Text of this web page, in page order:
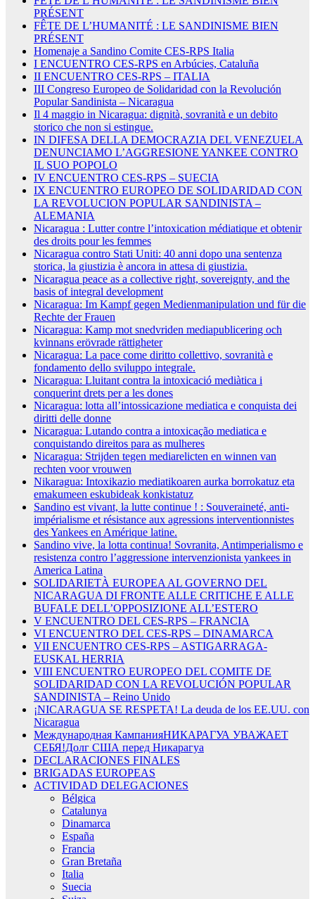
PRÉSENT
FÊTE DE L’HUMANITÉ : LE SANDINISME BIEN
PRÉSENT
Homenaje a Sandino Comite CES-RPS Italia
I ENCUENTRO CES-RPS en Arbúcies, Cataluña
II ENCUENTRO CES-RPS – ITALIA
III Congreso Europeo de Solidaridad con la Revolución
Popular Sandinista – Nicaragua
Il 4 maggio in Nicaragua: dignità, sovranità e un debito
storico che non si estingue.
IN DIFESA DELLA DEMOCRAZIA DEL VENEZUELA
DENUNCIAMO L’AGGRESIONE YANKEE CONTRO
IL SUO POPOLO
IV ENCUENTRO CES-RPS – SUECIA
IX ENCUENTRO EUROPEO DE SOLIDARIDAD CON
LA REVOLUCION POPULAR SANDINISTA –
ALEMANIA
Nicaragua : Lutter contre l’intoxication médiatique et obtenir
des droits pour les femmes
Nicaragua contro Stati Uniti: 40 anni dopo una sentenza
storica, la giustizia è ancora in attesa di giustizia.
Nicaragua peace as a collective right, sovereignty, and the
basis of integral development
Nicaragua: Im Kampf gegen Medienmanipulation und für die
Rechte der Frauen
Nicaragua: Kamp mot snedvriden mediapublicering och
kvinnans erövrade rättigheter
Nicaragua: La pace come diritto collettivo, sovranità e
fondamento dello sviluppo integrale.
Nicaragua: Lluitant contra la intoxicació mediàtica i
conquerint drets per a les dones
Nicaragua: lotta all’intossicazione mediatica e conquista dei
diritti delle donne
Nicaragua: Lutando contra a intoxicação mediatica e
conquistando direitos para as mulheres
Nicaragua: Strijden tegen mediarelicten en winnen van
rechten voor vrouwen
Nikaragua: Intoxikazio mediatikoaren aurka borrokatuz eta
emakumeen eskubideak konkistatuz
Sandino est vivant, la lutte continue ! : Souveraineté, anti-
impérialisme et résistance aux agressions interventionnistes
des Yankees en Amérique latine.
Sandino vive, la lotta continua! Sovranita, Antimperialismo e
resistenza contro l’aggressione intervenzionista yankees in
America Latina
SOLIDARIETÀ EUROPEA AL GOVERNO DEL
NICARAGUA DI FRONTE ALLE CRITICHE E ALLE
BUFALE DELL’OPPOSIZIONE ALL’ESTERO
V ENCUENTRO DEL CES-RPS – FRANCIA
VI ENCUENTRO DEL CES-RPS – DINAMARCA
VII ENCUENTRO CES-RPS – ASTIGARRAGA-
EUSKAL HERRIA
VIII ENCUENTRO EUROPEO DEL COMITE DE
SOLIDARIDAD CON LA REVOLUCIÓN POPULAR
SANDINISTA – Reino Unido
¡NICARAGUA SE RESPETA! La deuda de los EE.UU. con
Nicaragua
Международная КампанияНИКАРАГУА УВАЖАЕТ
СЕБЯ!Долг США перед Никарагуа
DECLARACIONES FINALES
BRIGADAS EUROPEAS
ACTIVIDAD DELEGACIONES
Bélgica
Catalunya
Dinamarca
España
Francia
Gran Bretaña
Italia
Suecia